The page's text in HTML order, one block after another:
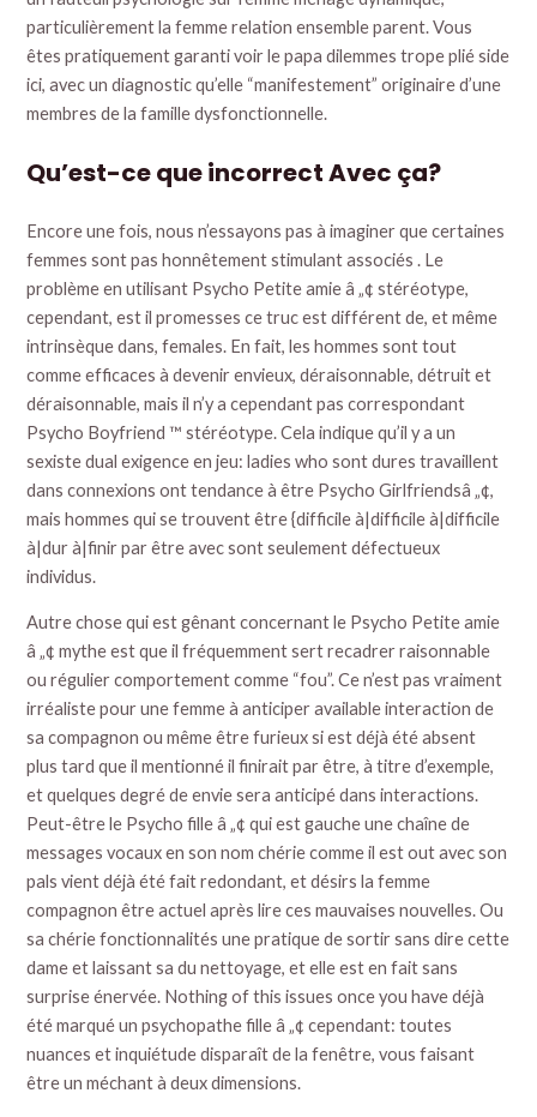
particulièrement la femme relation ensemble parent. Vous
êtes pratiquement garanti voir le papa dilemmes trope plié side
ici, avec un diagnostic qu’elle “manifestement” originaire d’une
membres de la famille dysfonctionnelle.
Qu’est-ce que incorrect Avec ça?
Encore une fois, nous n’essayons pas à imaginer que certaines
femmes sont pas honnêtement stimulant associés . Le
problème en utilisant Psycho Petite amie â „¢ stéréotype,
cependant, est il promesses ce truc est différent de, et même
intrinsèque dans, females. En fait, les hommes sont tout
comme efficaces à devenir envieux, déraisonnable, détruit et
déraisonnable, mais il n’y a cependant pas correspondant
Psycho Boyfriend ™ stéréotype. Cela indique qu’il y a un
sexiste dual exigence en jeu: ladies who sont dures travaillent
dans connexions ont tendance à être Psycho Girlfriendsâ „¢,
mais hommes qui se trouvent être {difficile à|difficile à|difficile
à|dur à|finir par être avec sont seulement défectueux
individus.
Autre chose qui est gênant concernant le Psycho Petite amie
â „¢ mythe est que il fréquemment sert recadrer raisonnable
ou régulier comportement comme “fou”. Ce n’est pas vraiment
irréaliste pour une femme à anticiper available interaction de
sa compagnon ou même être furieux si est déjà été absent
plus tard que il mentionné il finirait par être, à titre d’exemple,
et quelques degré de envie sera anticipé dans interactions.
Peut-être le Psycho fille â „¢ qui est gauche une chaîne de
messages vocaux en son nom chérie comme il est out avec son
pals vient déjà été fait redondant, et désirs la femme
compagnon être actuel après lire ces mauvaises nouvelles. Ou
sa chérie fonctionnalités une pratique de sortirsans dire cette
dame et laissant sa du nettoyage, et elle est en fait sans
surprise énervée. Nothing of this issues once you have déjà
été marqué un psychopathe fille â „¢ cependant: toutes
nuances et inquiétude disparaît de la fenêtre, vous faisant
être un méchant à deux dimensions.